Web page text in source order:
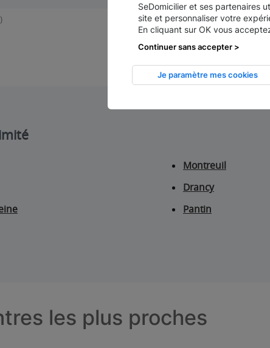
Montreuil
Drancy
Pantin
les plus proches
SeDomicilier et ses partenaires
site et personnaliser votre
En cliquant sur OK vous
Je paramètre mes cookies
Continuer sans accepter >